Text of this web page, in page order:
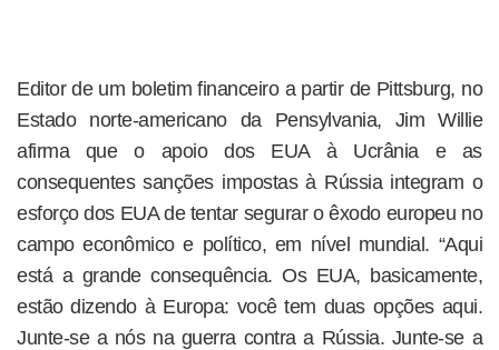
Editor de um boletim financeiro a partir de Pittsburg, no
Estado norte-americano da Pensylvania, Jim Willie
afirma que o apoio dos EUA à Ucrânia e as
consequentes sanções impostas à Rússia integram o
esforço dos EUA de tentar segurar o êxodo europeu no
campo econômico e político, em nível mundial. “Aqui
está a grande consequência. Os EUA, basicamente,
estão dizendo à Europa: você tem duas opções aqui.
Junte-se a nós na guerra contra a Rússia. Junte-se a